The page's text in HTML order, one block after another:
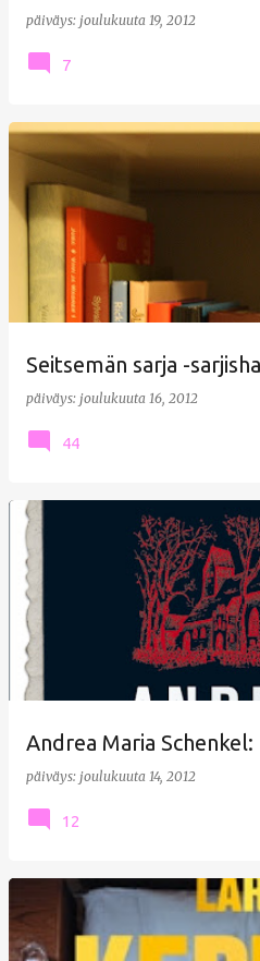
päiväys: joulukuuta 19, 2012
7
Seitsemän sarja -
päiväys: joulukuuta 16, 2012
44
Andrea Maria
päiväys: joulukuuta 14, 2012
12